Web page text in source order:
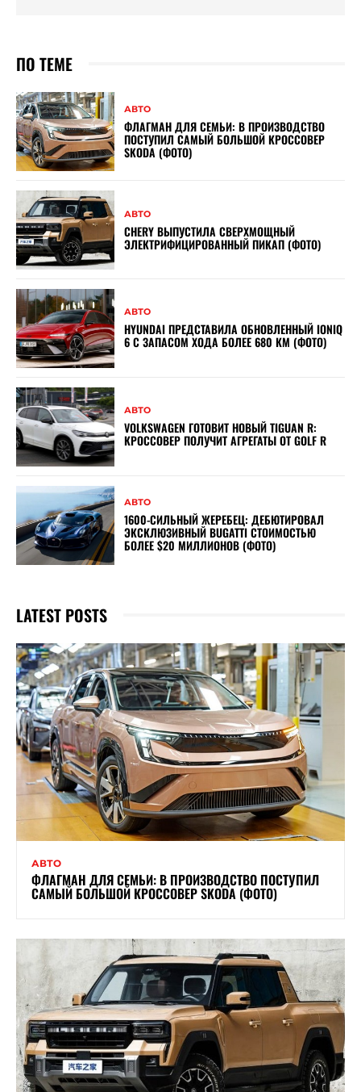
ПО ТЕМЕ
АВТО
ФЛАГМАН ДЛЯ СЕМЬИ: В ПРОИЗВОДСТВО
ПОСТУПИЛ САМЫЙ БОЛЬШОЙ КРОССОВЕР
SKODA (ФОТО)
АВТО
CHERY ВЫПУСТИЛА СВЕРХМОЩНЫЙ
ЭЛЕКТРИФИЦИРОВАННЫЙ ПИКАП (ФОТО)
АВТО
HYUNDAI ПРЕДСТАВИЛА ОБНОВЛЕННЫЙ IONIQ
6 С ЗАПАСОМ ХОДА БОЛЕЕ 680 КМ (ФОТО)
АВТО
VOLKSWAGEN ГОТОВИТ НОВЫЙ TIGUAN R:
КРОССОВЕР ПОЛУЧИТ АГРЕГАТЫ ОТ GOLF R
АВТО
1600-СИЛЬНЫЙ ЖЕРЕБЕЦ: ДЕБЮТИРОВАЛ
ЭКСКЛЮЗИВНЫЙ BUGATTI СТОИМОСТЬЮ
БОЛЕЕ $20 МИЛЛИОНОВ (ФОТО)
LATEST POSTS
АВТО
ФЛАГМАН ДЛЯ СЕМЬИ: В ПРОИЗВОДСТВО ПОСТУПИЛ
САМЫЙ БОЛЬШОЙ КРОССОВЕР SKODA (ФОТО)